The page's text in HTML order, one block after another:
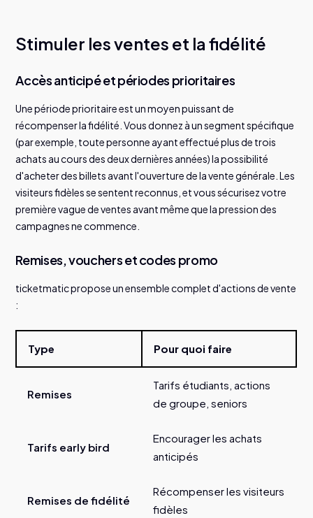
Stimuler les ventes et la fidélité
Accès anticipé et périodes prioritaires
Une période prioritaire est un moyen puissant de
récompenser la fidélité. Vous donnez à un segment spécifique
(par exemple, toute personne ayant effectué plus de trois
achats au cours des deux dernières années) la possibilité
d'acheter des billets avant l'ouverture de la vente générale. Les
visiteurs fidèles se sentent reconnus, et vous sécurisez votre
première vague de ventes avant même que la pression des
campagnes ne commence.
Remises, vouchers et codes promo
ticketmatic propose un ensemble complet d'actions de vente
:
Type Pour quoi faire
Remises
Tarifs étudiants, actions
de groupe, seniors
Tarifs early bird
Encourager les achats
anticipés
Remises de fidélité
Récompenser les visiteurs
fidèles